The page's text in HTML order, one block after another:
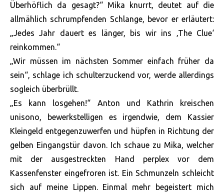
Überhöflich da gesagt?“ Mika knurrt, deutet auf die
allmählich schrumpfenden Schlange, bevor er erläutert:
„Jedes Jahr dauert es länger, bis wir ins ‚The Clue‘
reinkommen.“
„Wir müssen im nächsten Sommer einfach früher da
sein“, schlage ich schulterzuckend vor, werde allerdings
sogleich überbrüllt.
„Es kann losgehen!“ Anton und Kathrin kreischen
unisono, bewerkstelligen es irgendwie, dem Kassier
Kleingeld entgegenzuwerfen und hüpfen in Richtung der
gelben Eingangstür davon. Ich schaue zu Mika, welcher
mit der ausgestreckten Hand perplex vor dem
Kassenfenster eingefroren ist. Ein Schmunzeln schleicht
sich auf meine Lippen. Einmal mehr begeistert mich